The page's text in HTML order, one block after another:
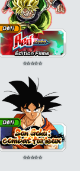
⭐⭐⭐⭐⭐
⭐⭐⭐⭐⭐